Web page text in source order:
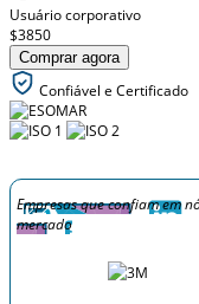
Usuário corporativo
$3850
Comprar agora
Confiável e Certificado
Empresas que confiam em
mercado